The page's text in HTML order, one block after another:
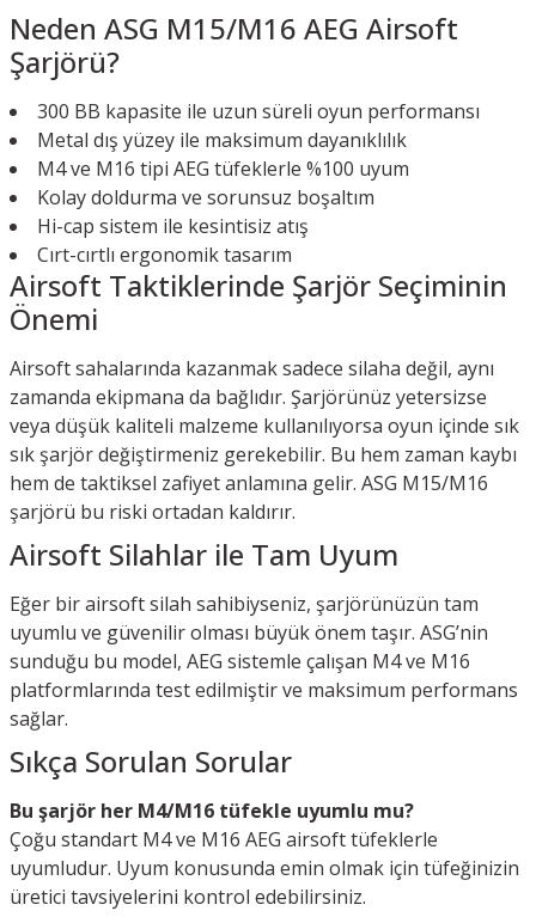
Neden ASG M15/M16 AEG Airsoft
Şarjörü?
300 BB kapasite ile uzun süreli oyun performansı
Metal dış yüzey ile maksimum dayanıklılık
M4 ve M16 tipi AEG tüfeklerle %100 uyum
Kolay doldurma ve sorunsuz boşaltım
Hi-cap sistem ile kesintisiz atış
Cırt-cırtlı ergonomik tasarım
Airsoft Taktiklerinde Şarjör Seçiminin
Önemi
Airsoft sahalarında kazanmak sadece silaha değil, aynı
zamanda ekipmana da bağlıdır. Şarjörünüz yetersizse
veya düşük kaliteli malzeme kullanılıyorsa oyun içinde sık
sık şarjör değiştirmeniz gerekebilir. Bu hem zaman kaybı
hem de taktiksel zafiyet anlamına gelir. ASG M15/M16
şarjörü bu riski ortadan kaldırır.
Airsoft Silahlar ile Tam Uyum
Eğer bir airsoft silah sahibiyseniz, şarjörünüzün tam
uyumlu ve güvenilir olması büyük önem taşır. ASG’nin
sunduğu bu model, AEG sistemle çalışan M4 ve M16
platformlarında test edilmiştir ve maksimum performans
sağlar.
Sıkça Sorulan Sorular
Bu şarjör her M4/M16 tüfekle uyumlu mu?
Çoğu standart M4 ve M16 AEG airsoft tüfeklerle
uyumludur. Uyum konusunda emin olmak için tüfeğinizin
üretici tavsiyelerini kontrol edebilirsiniz.